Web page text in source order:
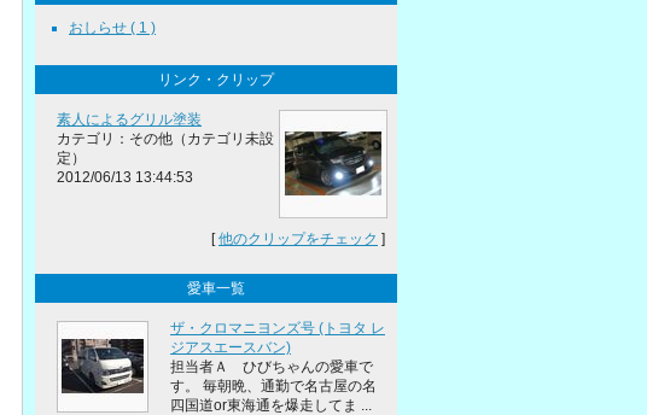
おしらせ ( 1 )
リンク・クリップ
素人によるグリル塗装
カテゴリ：その他（カテゴリ未設
定）
2012/06/13 13:44:53
[他のクリップをチェック ]
愛車一覧
ザ・クロマニヨンズ号 (トヨタ レ
ジアスエースバン)
担当者Ａ ひびちゃんの愛車で
す。 毎朝晩、通勤で名古屋の名
四国道or東海通を爆走してま ...